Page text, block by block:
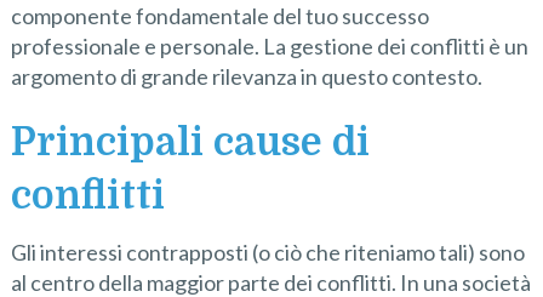
componente fondamentale del tuo successo
professionale e personale. La gestione dei conflitti è un
argomento di grande rilevanza in questo contesto.
Principali cause di
conflitti
Gli interessi contrapposti (o ciò che riteniamo tali) sono
al centro della maggior parte dei conflitti. In una società